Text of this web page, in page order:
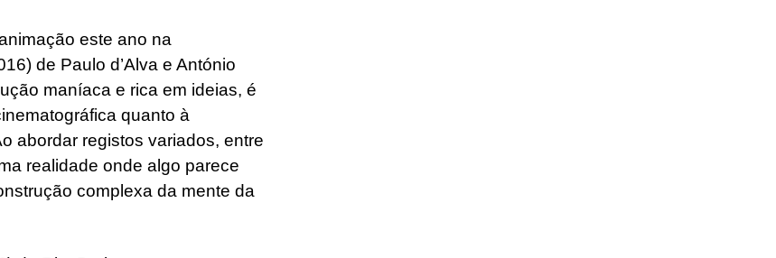
este ano na
de Paulo d’Alva e António
maníaca e rica em ideias, é
quanto à
abordar registos variados, entre
realidade onde algo parece
complexa da mente da